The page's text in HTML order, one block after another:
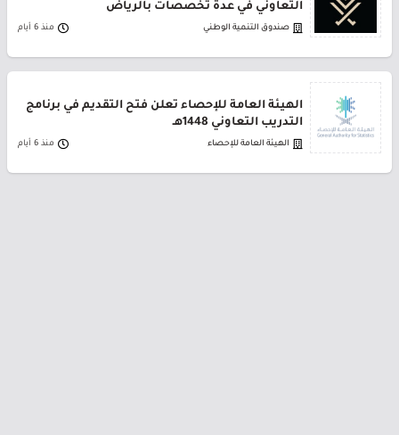
التعاوني في عدة تخصصات بالرياض
صندوق التنمية الوطني منذ 6 أيام
الهيئة العامة للإحصاء تعلن فتح التقديم في برنامج
التدريب التعاوني 1448هـ
الهيئة العامة للإحصاء منذ 6 أيام